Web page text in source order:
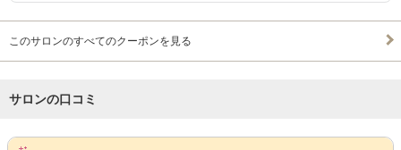
このサロンのすべてのクーポンを見る
サロンの口コミ
サロンPick Up